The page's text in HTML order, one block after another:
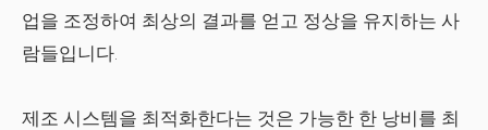
업을 조정하여 최상의 결과를 얻고 정상을 유지하는 사
람들입니다.
제조 시스템을 최적화한다는 것은 가능한 한 낭비를 최